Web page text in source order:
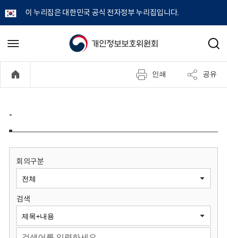
이 누리집은 대한민국 공식 전자정부 누리집입니다.
개
정
보
원
회
메
기
검
인쇄 공유
-
회의구분
검색